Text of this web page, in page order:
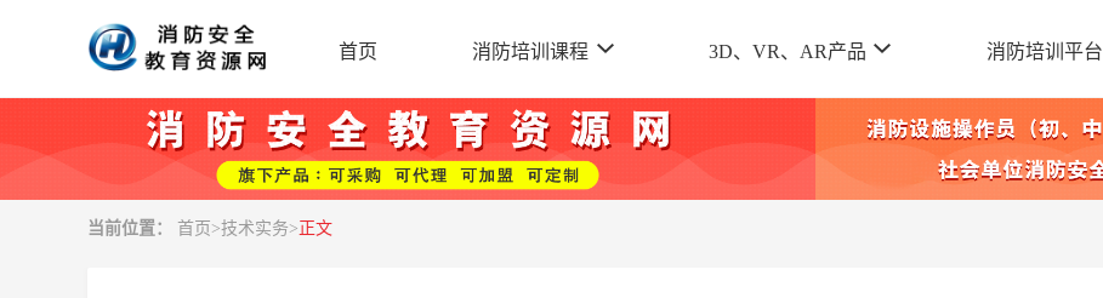
首页 消防培训课程 3D、VR、AR产品 消防培训平台
当前位置： 首页 >技术实务> 正文